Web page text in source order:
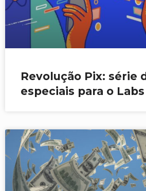
Revolução Pix: série
especiais para o